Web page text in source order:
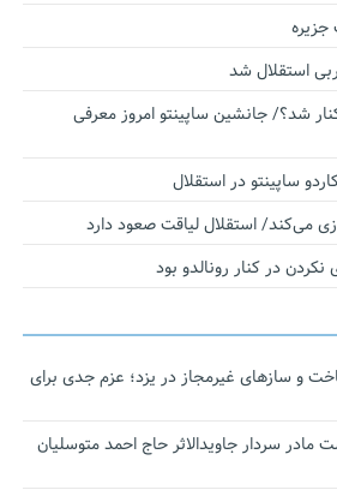
استقلال شد
شد؟/ جانشین ساپینتو امروز معرفی
ساپینتو در استقلال
می‌کند/ استقلال لیاقت صعود دارد
در کنار رونالدو بود
و سازهای غیرمجاز در یزد؛ عزم جدی برای
سردار جاویدالاثر حاج احمد متوسلیان